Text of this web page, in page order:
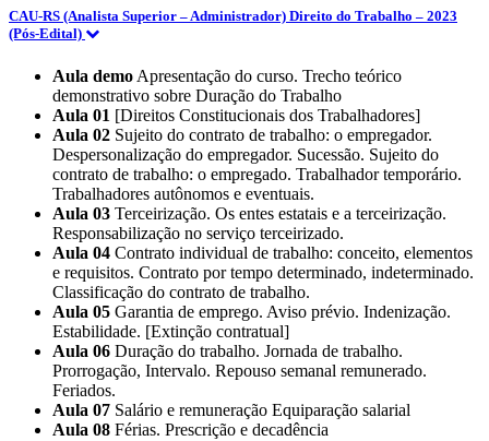
CAU-RS (Analista Superior – Administrador) Direito do Trabalho – 2023
(Pós-Edital)
Aula demo Apresentação do curso. Trecho teórico
demonstrativo sobre Duração do Trabalho
Aula 01 [Direitos Constitucionais dos Trabalhadores]
Aula 02 Sujeito do contrato de trabalho: o empregador.
Despersonalização do empregador. Sucessão. Sujeito do
contrato de trabalho: o empregado. Trabalhador temporário.
Trabalhadores autônomos e eventuais.
Aula 03 Terceirização. Os entes estatais e a terceirização.
Responsabilização no serviço terceirizado.
Aula 04 Contrato individual de trabalho: conceito, elementos
e requisitos. Contrato por tempo determinado, indeterminado.
Classificação do contrato de trabalho.
Aula 05 Garantia de emprego. Aviso prévio. Indenização.
Estabilidade. [Extinção contratual]
Aula 06 Duração do trabalho. Jornada de trabalho.
Prorrogação, Intervalo. Repouso semanal remunerado.
Feriados.
Aula 07 Salário e remuneração Equiparação salarial
Aula 08 Férias. Prescrição e decadência